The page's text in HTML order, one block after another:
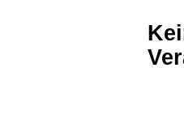
Keine Entlassung des Hauses Hohenzollern aus seiner historischen